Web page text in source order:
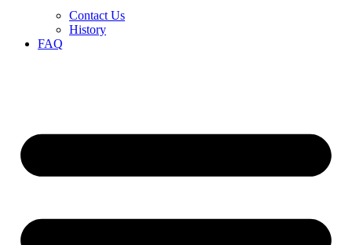
Contact Us
History
FAQ